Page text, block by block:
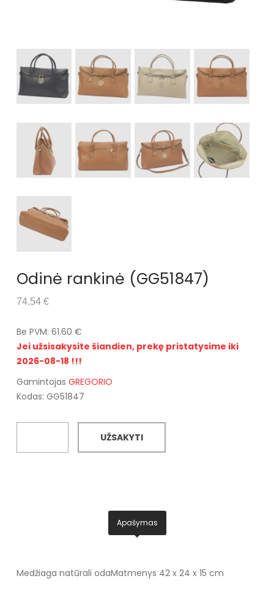
Odinė rankinė (GG51847)
74.54 €
Be PVM: 61.60 €
Jei užsisakysite šiandien, prekę pristatysime iki
2026-08-18 !!!
Gamintojas GREGORIO
Kodas: GG51847
UŽSAKYTI
Apašymas
Medžiaga natūrali odaMatmenys 42 x 24 x 15 cm